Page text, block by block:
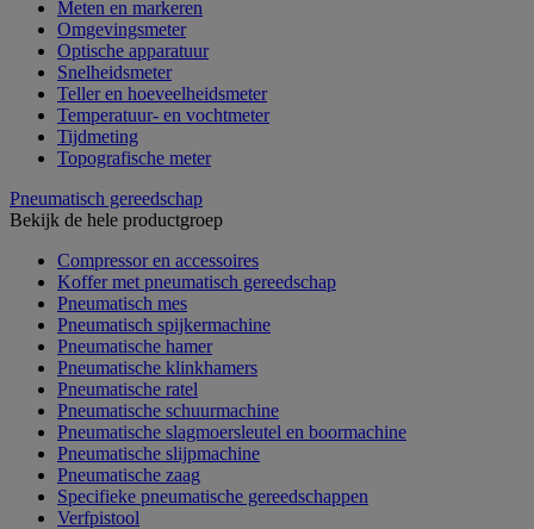
Meten en markeren
Omgevingsmeter
Optische apparatuur
Snelheidsmeter
Teller en hoeveelheidsmeter
Temperatuur- en vochtmeter
Tijdmeting
Topografische meter
Pneumatisch gereedschap
Bekijk de hele productgroep
Compressor en accessoires
Koffer met pneumatisch gereedschap
Pneumatisch mes
Pneumatisch spijkermachine
Pneumatische hamer
Pneumatische klinkhamers
Pneumatische ratel
Pneumatische schuurmachine
Pneumatische slagmoersleutel en boormachine
Pneumatische slijpmachine
Pneumatische zaag
Specifieke pneumatische gereedschappen
Verfpistool